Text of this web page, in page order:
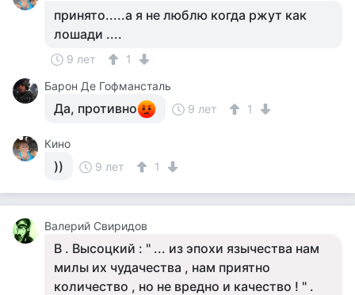
принято.....а я не люблю когда ржут как
лошади ....
9 лет
1
Барон Де Гофмансталь
Да, противно 9 лет 1
Кино
)) 9 лет 1
Валерий Свиридов
В . Высоцкий : " ... из эпохи язычества нам
милы их чудачества , нам приятно
количество , но не вредно и качество ! " .